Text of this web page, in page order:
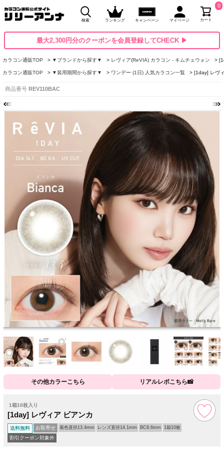
検索 ランキング キャンペーン マイページ カート
0
最大2,300円分のクーポンを会員登録してCHECK ▶
カラコン通販TOP ▼ブランドから探す▼ レヴィア(ReVIA) カラコン - キムチェウォン
カラコン通販TOP ▼装用期間から探す▼ ワンデー (1日) 人気カラコン一覧 [1day] レヴ
商品番号 REV110BAC
その他カラーこちら リアルレポこちら📸
1箱10枚入り
[1day] レヴィア ビアンカ
送料無料 お取寄せ 着色直径13.4mm レンズ直径14.1mm BC8.6mm 1箱10枚
割引クーポン対象外